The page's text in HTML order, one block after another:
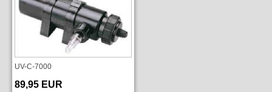
UV-C-7000
89,95 EUR